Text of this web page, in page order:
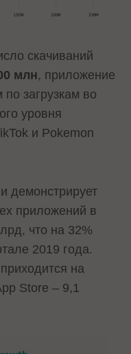
скачиваний
млн, приложение
загрузкам во
уровня
и Pokemon
демонстрирует
приложений в
что на 32%
2019 года.
на
Store – 9,1